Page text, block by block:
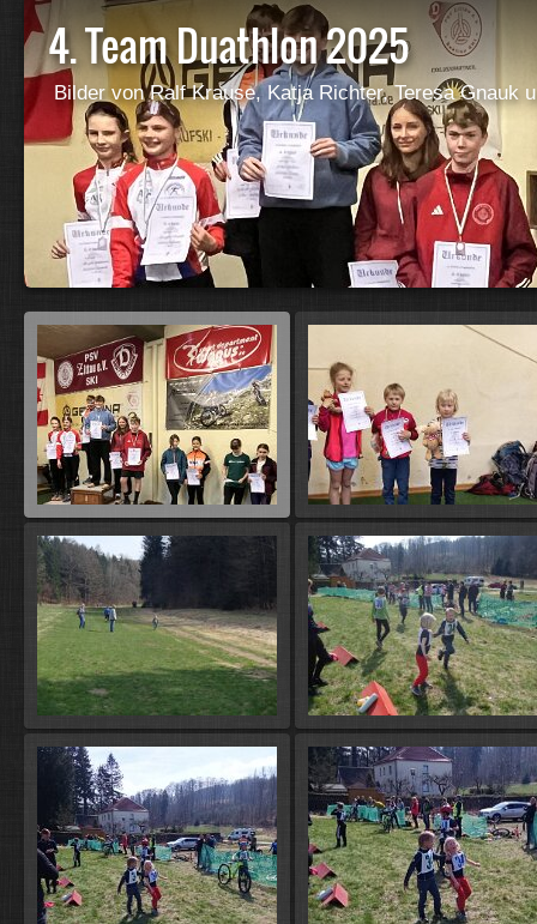
4. Team Duathlon 2025
Bilder von Ralf Krause, Katja Richter, Teresa Gnauk